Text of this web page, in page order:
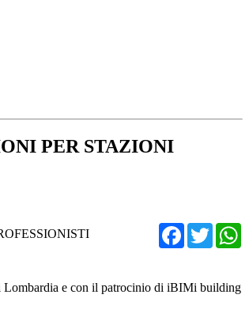
PER STAZIONI
Lombardia e con il patrocinio di iBIMi building